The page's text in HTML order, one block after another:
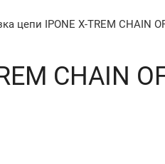
цепи IPONE X-TREM CHAIN
CHAIN